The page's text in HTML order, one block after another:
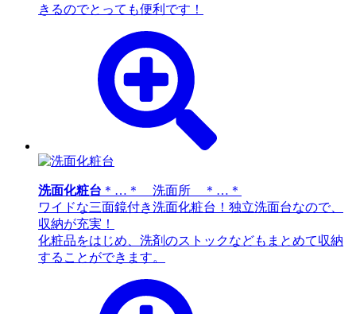
きるのでとっても便利です！
洗面化粧台 ＊…＊ 洗面所 ＊…＊
ワイドな三面鏡付き洗面化粧台！独立洗面台なので、
収納が充実！
化粧品をはじめ、洗剤のストックなどもまとめて収納
することができます。